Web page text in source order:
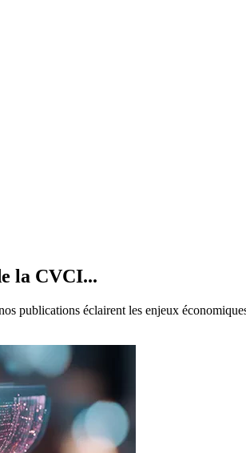
la CVCI...
publications éclairent les enjeux